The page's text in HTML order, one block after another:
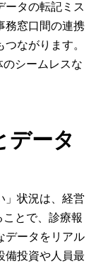
ータの転記ミス
務窓口間の連携
ながります。
シームレスな
ータ
」状況は、経営
とで、診療報
データをリアル
備投資や人員最